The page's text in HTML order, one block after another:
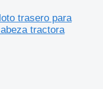
trasero para
tractora